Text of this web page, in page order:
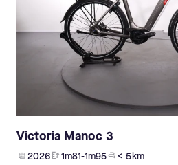
Victoria Manoc 3
2026 1m81-1m95 < 5 km